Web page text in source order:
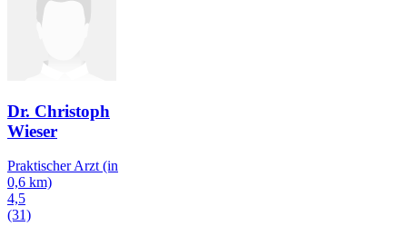
Dr. Christoph
Wieser
Praktischer Arzt (in
0,6 km)
4,5
(31)